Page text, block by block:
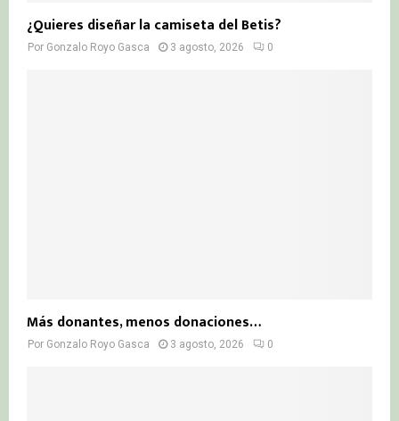
¿Quieres diseñar la camiseta del Betis?
Por Gonzalo Royo Gasca 3 agosto, 2026 0
Más donantes, menos donaciones…
Por Gonzalo Royo Gasca 3 agosto, 2026 0